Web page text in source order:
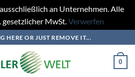
an Unternehmen. Alle
gesetzlicher MwSt.Verwerfen
HERE OR JUST REMOVE IT...
0